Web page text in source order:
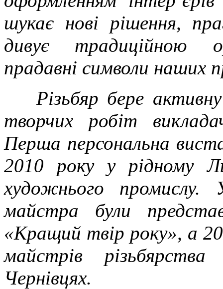
шукає нові рішення,
дивує традиційною
прадавні символи наших
Різьбяр бере
творчих робіт
Перша персональна
2010 року у рідному
художнього
майстра були
«Кращий твір року», а
майстрів
Чернівцях.